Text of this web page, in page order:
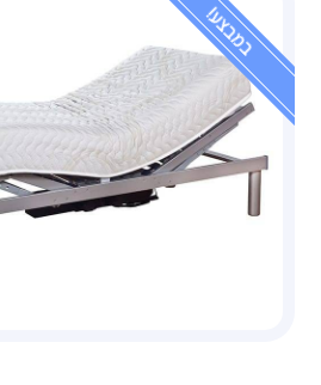
במבצע!